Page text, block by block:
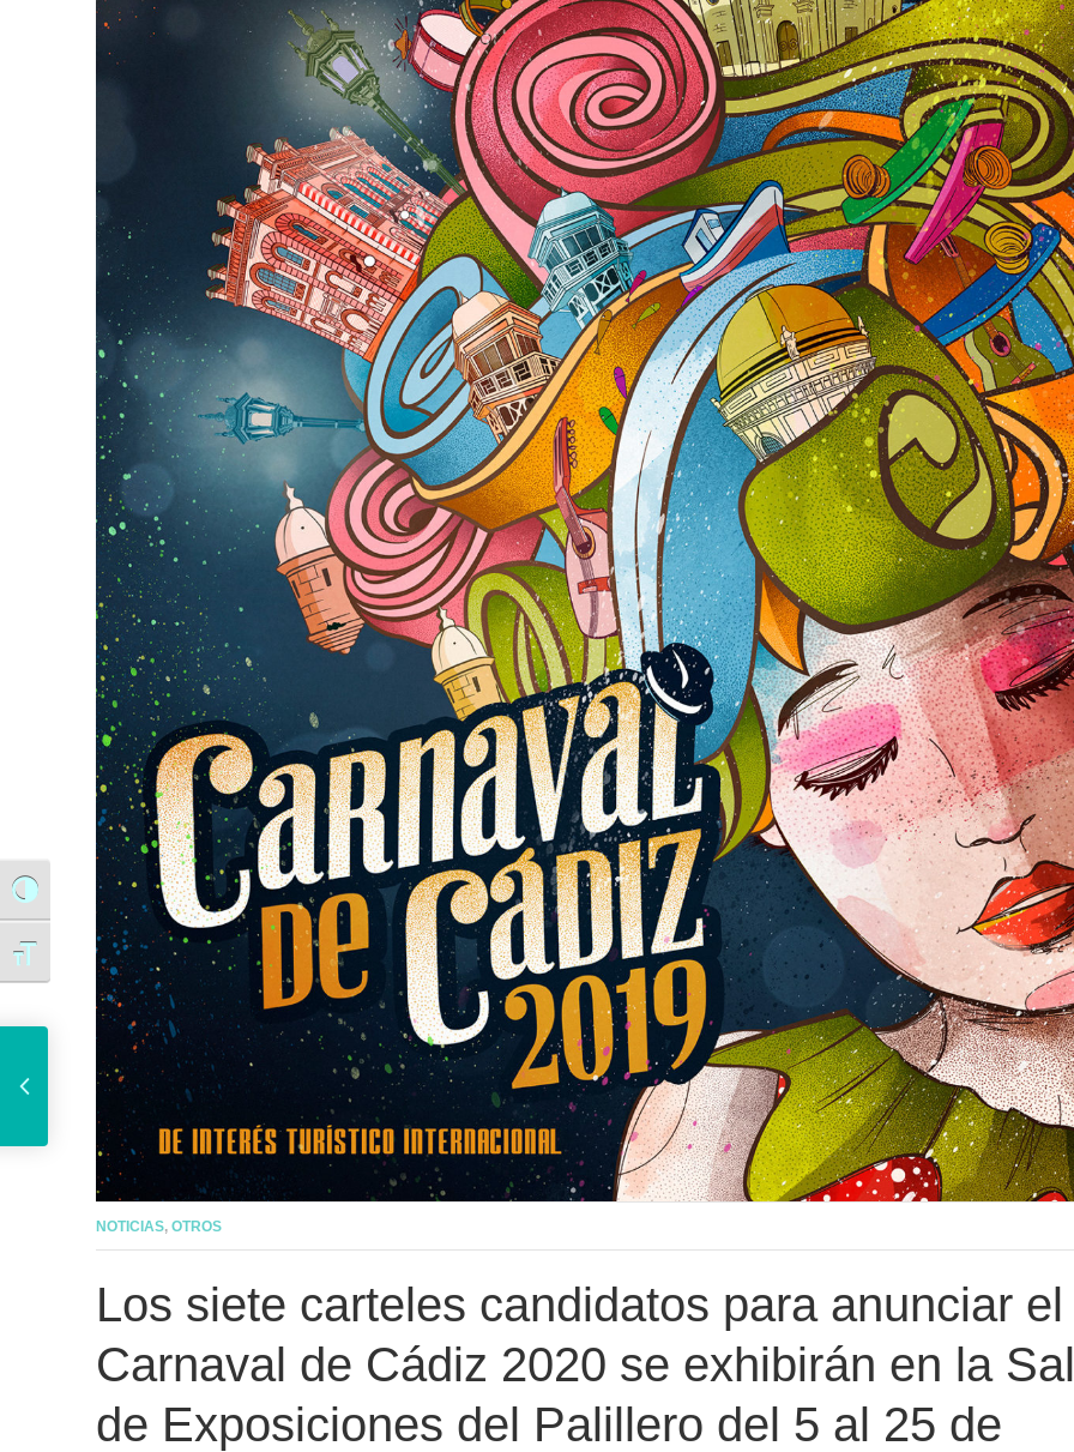
Alternar alto contraste
Alternar tamaño de letra
NOTICIAS, OTROS
Los siete carteles candidatos para anunciar el
Carnaval de Cádiz 2020 se exhibirán en la
de Exposiciones del Palillero del 5 al 25 de